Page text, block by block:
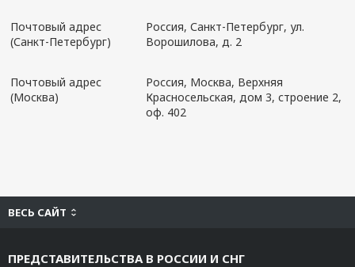
Почтовый адрес
(Санкт-Петербург)
Россия, Санкт-Петербург, ул.
Ворошилова, д. 2
Почтовый адрес
(Москва)
Россия, Москва, Верхняя
Красносельская, дом 3, строение 2,
оф. 402
ВЕСЬ САЙТ
ПРЕДСТАВИТЕЛЬСТВА В РОССИИ И СНГ